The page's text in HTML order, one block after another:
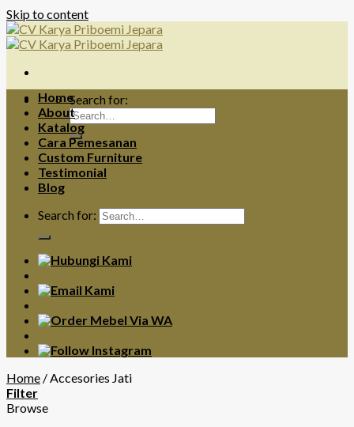
Skip to content
Search for:
Home
About
Katalog
Cara Pemesanan
Custom Furniture
Testimonial
Blog
Search for:
Home /Accesories Jati
Filter
Browse